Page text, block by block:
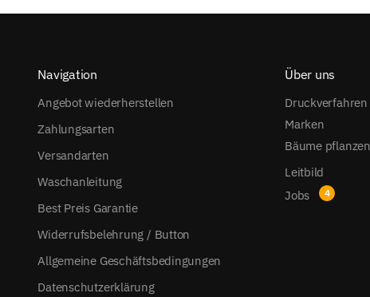
Navigation
Angebot wiederherstellen
Zahlungsarten
Versandarten
Waschanleitung
Best Preis Garantie
Widerrufsbelehrung / Button
Allgemeine Geschäftsbedingungen
Datenschutzerklärung
Über uns
Druckverfahren
Marken
Bäume
Leitbild
Jobs